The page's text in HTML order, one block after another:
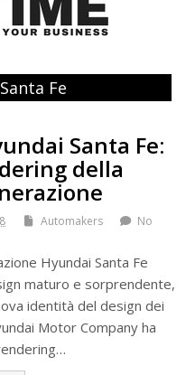
Fe
Santa Fe:
della
Automakers
No
Hyundai Santa Fe
maturo e sorprendente,
identità del design dei
Motor Company ha